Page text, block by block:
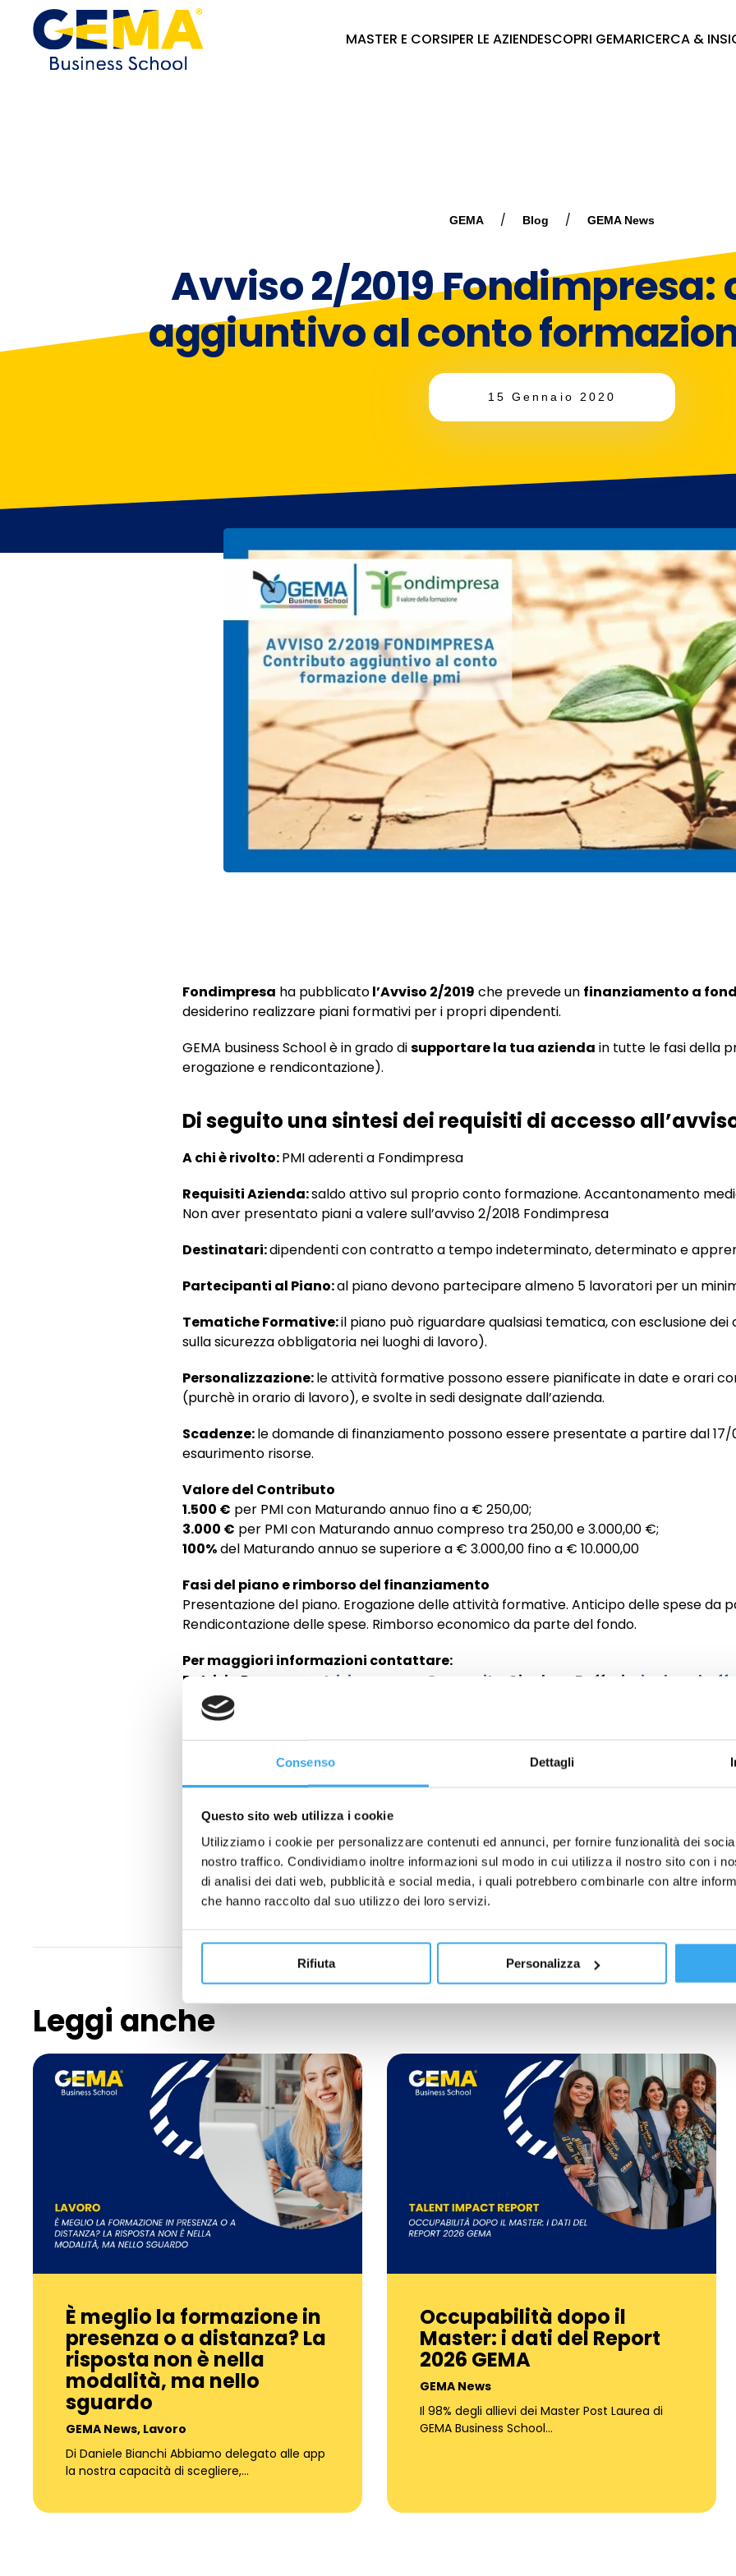
Consenso Dettagli
Questo sito web utilizza i cookie
Utilizziamo i cookie per personalizzare contenuti ed annunci, per fornire funzionalità dei
nostro traffico. Condividiamo inoltre informazioni sul modo in cui utilizza il nostro sito con i
di analisi dei dati web, pubblicità e social media, i quali potrebbero combinarle con altre
che hanno raccolto dal suo utilizzo dei loro servizi.
Rifiuta Personalizza
MASTER E CORSIPER LE AZIENDESCOPRI GEMARICERCA &
GEMA Blog GEMA News
Avviso 2/2019
aggiuntivo al conto
15 Gennaio 2020
Fondimpresa ha pubblicatol’Avviso 2/2019 che prevede un finanziamento a
desiderino realizzare piani formativi per i propri dipendenti.
GEMA business School è in grado disupportare la tua azienda in tutte le fasi della
erogazione e rendicontazione).
Di seguito una sintesi dei requisiti di accesso
A chi è rivolto:PMI aderenti a Fondimpresa
Requisiti Azienda:saldo attivo sul proprio conto formazione. Accantonamento
Non aver presentato piani a valere sull’avviso 2/2018 Fondimpresa
Destinatari:dipendenti con contratto a tempo indeterminato, determinato e
Partecipanti al Piano:al piano devono partecipare almeno 5 lavoratori per un
Tematiche Formative:il piano può riguardare qualsiasi tematica, con esclusione
sulla sicurezza obbligatoria nei luoghi di lavoro).
Personalizzazione:le attività formative possono essere pianificate in date e orari
(purchè in orario di lavoro), e svolte in sedi designate dall’azienda.
Scadenze:le domande di finanziamento possono essere presentate a partire dal 17/
esaurimento risorse.
Valore del Contributo
1.500 € per PMI con Maturando annuo fino a € 250,00;
3.000 € per PMI con Maturando annuo compreso tra 250,00 e 3.000,00 €;
100%del Maturando annuo se superiore a € 3.000,00 fino a € 10.000,00
Fasi del piano e rimborso del finanziamento
Presentazione del piano. Erogazione delle attività formative. Anticipo delle spese da
Rendicontazione delle spese. Rimborso economico da parte del fondo.
Per maggiori informazioni contattare:
Patrizia Panzera:
patrizia.panzera@gema.it – Gianluca Baffari:
Master GEMA in Gestione e Sviluppo
delle Risorse Umane: l’opinione di
Leggi anche
È meglio la formazione in
presenza o a distanza? La
risposta non è nella
modalità, ma nello
sguardo
GEMA News, Lavoro
Di Daniele Bianchi Abbiamo delegato alle app
la nostra capacità di scegliere,…
Occupabilità dopo il
Master: i dati del Report
2026 GEMA
GEMA News
Il 98% degli allievi dei Master Post Laurea di
GEMA Business School…